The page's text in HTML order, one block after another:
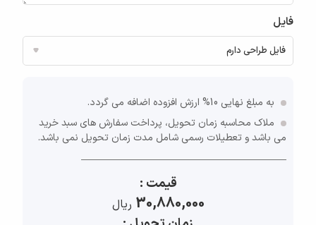
فایل
به مبلغ نهایی 10% ارزش افزوده اضافه می گردد.
ملاک محاسبه زمان تحویل، پرداخت سفارش های سبد خرید
می باشد و تعطیلات رسمی شامل مدت زمان تحویل نمی باشد.
قیمت :
30,880,000 ريال